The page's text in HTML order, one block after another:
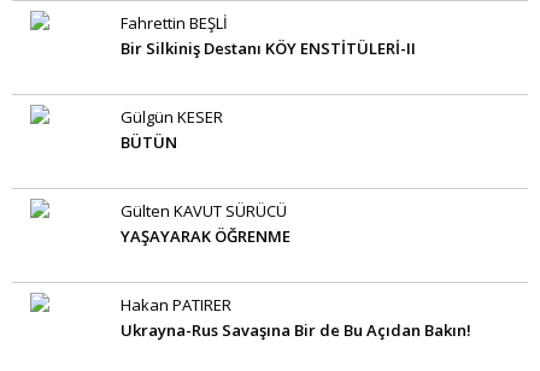
Fahrettin BEŞLİ
Bir Silkiniş Destanı KÖY ENSTİTÜLERİ-II
Gülgün KESER
BÜTÜN
Gülten KAVUT SÜRÜCÜ
YAŞAYARAK ÖĞRENME
Hakan PATIRER
Ukrayna-Rus Savaşına Bir de Bu Açıdan Bakın!